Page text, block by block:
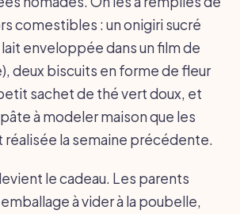
comestibles : un onigiri sucré
lait enveloppée dans un film de
deux biscuits en forme de fleur
sachet de thé vert doux, et
à modeler maison que les
réalisée la semaine précédente.
le cadeau. Les parents
à vider à la poubelle,